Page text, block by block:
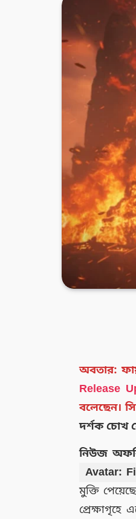
অবতার:
Release
বলেছেন।
দর্শক চোখ
নিউজ
Avatar:
মুক্তি
প্রেক্ষাগৃহে